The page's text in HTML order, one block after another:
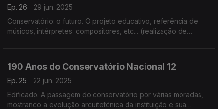
Ep. 26
29 jun. 2025
Conservatório: o futuro. O projeto educativo, referência de
músicos, intérpretes, compositores, etc... (realização de
190 Anos do Conservatório Nacional 12
Ep. 25
22 jun. 2025
Edificado. A passagem do conservatório por várias moradas,
mostrando a evolução arquitetónica da instituição e sua